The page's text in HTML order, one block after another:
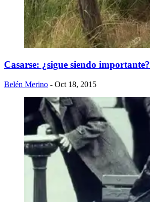
Casarse: ¿sigue siendo importante?
Belén Merino - Oct 18, 2015